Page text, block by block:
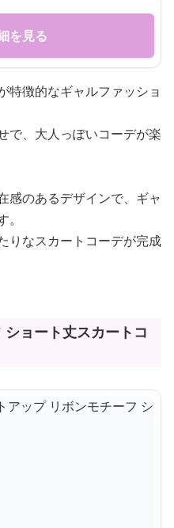
を見る
特徴的なギャルファッショ
で、大人っぽいコーデが楽
感のあるデザインで、ギャ
りなスカートコーデが完成
ョート丈スカートコ